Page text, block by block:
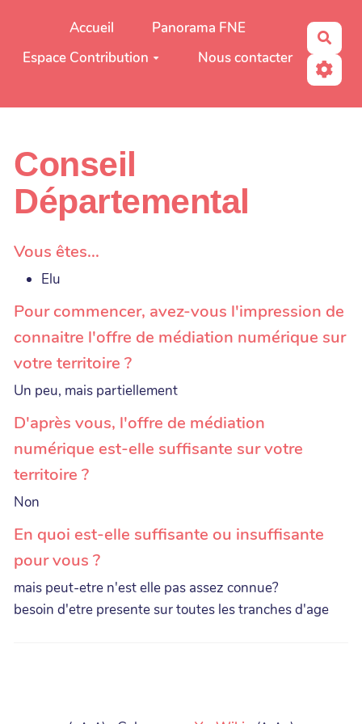
Aller au contenu principal
Accueil
Panorama FNE
Espace Contribution
Nous contacter
Conseil
Départemental
Vous êtes...
Elu
Pour commencer, avez-vous l'impression de
connaitre l'offre de médiation numérique sur
votre territoire ?
Un peu, mais partiellement
D'après vous, l'offre de médiation
numérique est-elle suffisante sur votre
territoire ?
Non
En quoi est-elle suffisante ou insuffisante
pour vous ?
mais peut-etre n'est elle pas assez connue?
besoin d'etre presente sur toutes les tranches d'age